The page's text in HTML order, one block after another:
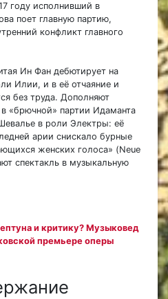
году исполнивший в
поет главную партию,
конфликт главного
Ин Фан дебютирует на
Илии, и в её отчаяние и
без труда. Дополняют
«брючной» партии Идаманта
в роли Электры: её
арии снискало бурные
женских голоса» (Neue
спектакль в музыкальную
и критику? Музыковед
премьере оперы